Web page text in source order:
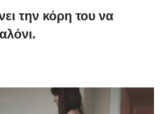
την κόρη του να